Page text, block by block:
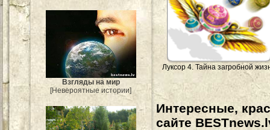
Взгляды на мир
[Невероятные истории]
Луксор 4. Тайна загробной
Интересные,
сайте